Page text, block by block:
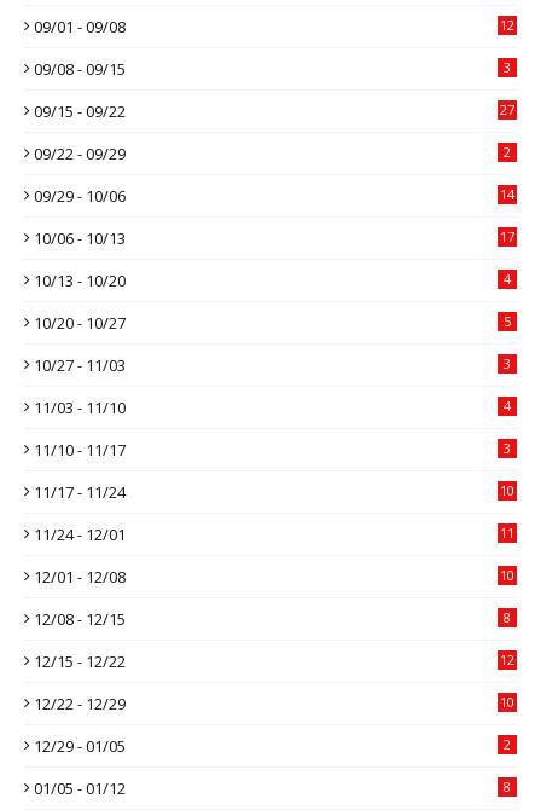
09/01 - 09/08 12
09/08 - 09/15 3
09/15 - 09/22 27
09/22 - 09/29 2
09/29 - 10/06 14
10/06 - 10/13 17
10/13 - 10/20 4
10/20 - 10/27 5
10/27 - 11/03 3
11/03 - 11/10 4
11/10 - 11/17 3
11/17 - 11/24 10
11/24 - 12/01 11
12/01 - 12/08 10
12/08 - 12/15 8
12/15 - 12/22 12
12/22 - 12/29 10
12/29 - 01/05 2
01/05 - 01/12 8